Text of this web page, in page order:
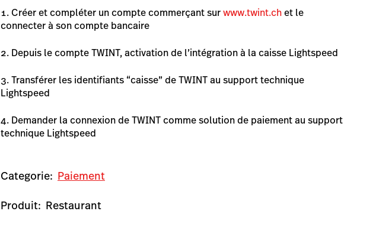
Créer et compléter un compte commerçant surwww.twint.chet le
connecter à son compte bancaire
Depuis le compte TWINT, activation de l’intégration à la caisse Lightspeed
Transférer les identifiants “caisse” de TWINT au support technique
Lightspeed
Demander la connexion de TWINT comme solution de paiement au support
technique Lightspeed
Categorie: Paiement
Produit: Restaurant